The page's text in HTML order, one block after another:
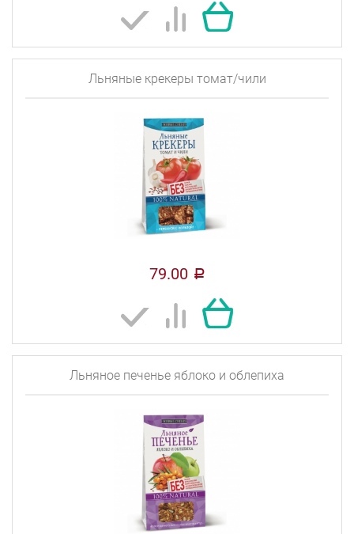
Льняные крекеры томат/чили
79.00 a
Льняное печенье яблоко и облепиха